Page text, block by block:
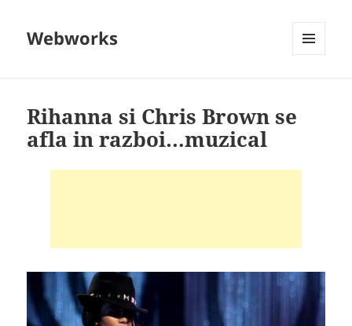
Webworks
Rihanna si Chris Brown se
afla in razboi…muzical